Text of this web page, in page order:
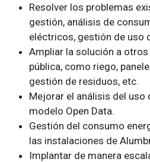
Resolver los problemas
gestión, análisis de
eléctricos, gestión de uso
Ampliar la solución a
pública, como riego,
gestión de residuos, etc.
Mejorar el análisis del uso
modelo Open Data.
Gestión del consumo
las instalaciones de
Implantar de manera